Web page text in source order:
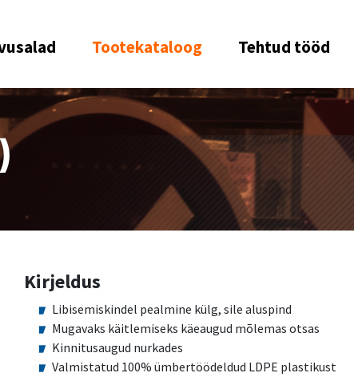
Tootekataloog
Tehtud tööd
Kirjeldus
Libisemiskindel pealmine külg, sile aluspind
Mugavaks käitlemiseks käeaugud mõlemas otsas
Kinnitusaugud nurkades
Valmistatud 100% ümbertöödeldud LDPE plastikust